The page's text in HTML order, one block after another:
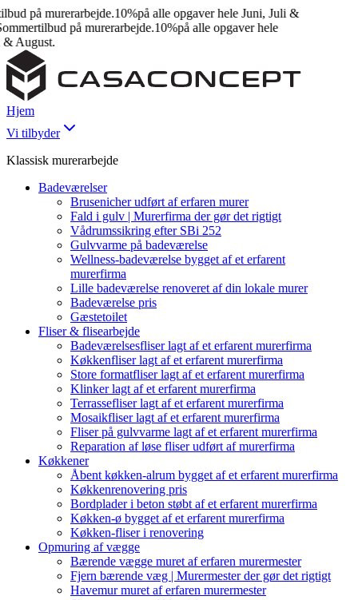
på murerarbejde.10%på alle opgaver hele Juni, Juli &
på murerarbejde.10%på alle opgaver hele
August.
Hjem
Vi tilbyder
Klassisk murerarbejde
Badeværelser
Brusenicher udført af erfaren murer
Fald i gulv | Murerfirma der gør det rigtigt
Vådrumssikring efter SBi 252
Gulvvarme på badeværelse
Wellness-badeværelse bygget af et erfarent
murerfirma
Lille badeværelse renoveret af din lokale murer
Badeværelse pris
Gæstetoilet
Fliser & flisearbejde
Badeværelsesfliser lagt af et erfarent murerfirma
Køkkenfliser lagt af et erfarent murerfirma
Store formatfliser lagt af et erfarent murerfirma
Klinker lagt af et erfarent murerfirma
Terrassefliser lagt af et erfarent murerfirma
Mosaikfliser lagt af et erfarent murerfirma
Fliser på gulvvarme lagt af et erfarent murerfirma
Reparation af løse fliser udført af murerfirma
Køkkener
Åbent køkken-alrum bygget af et erfarent murerfirma
Køkkenrenovering pris
Bordplader i beton støbt af et erfarent murerfirma
Køkken-ø bygget af et erfarent murerfirma
Køkken-fliser i renovering
Opmuring af vægge
Bærende vægge muret af erfaren murermester
Fjern bærende væg | Murermester der gør det rigtigt
Havemur muret af erfaren murermester